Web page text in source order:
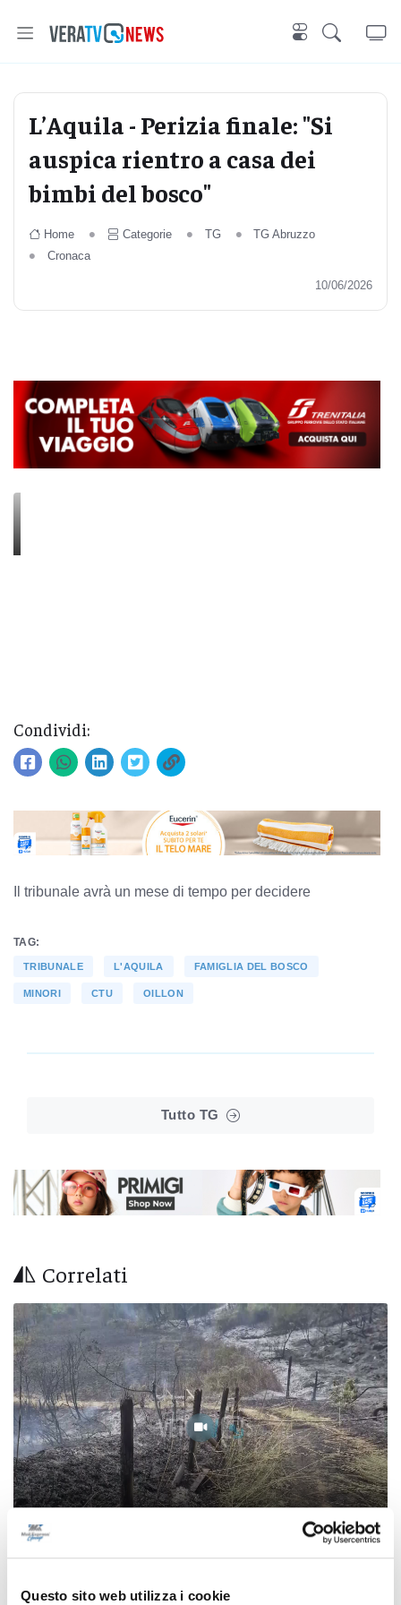
Questo sito web utilizza i cookie
L’Aquila - Perizia finale: "Si
auspica rientro a casa dei
bimbi del bosco"
Home Categorie TG
TG Abruzzo
Cronaca
10/06/2026
Condividi:
Il tribunale avrà un mese di tempo per decidere
TAG:
TRIBUNALE L'AQUILA FAMIGLIA DEL BOSCO
MINORI CTU OILLON
Tutto TG
Correlati
Santa Lucia sotto controllo